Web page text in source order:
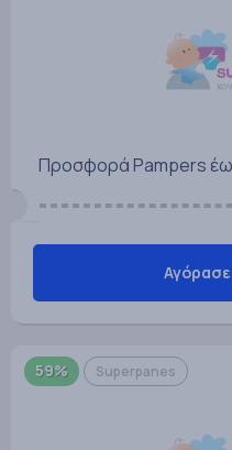
Προσφορά Pampers
59% Superpanes